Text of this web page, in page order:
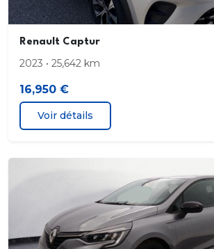
Lève-vitres électriques avec fonction
impulsionnelle
Pare-soleil avec miroir de courtoisie
Pré-équipement services connectés
Projecteurs anti-brouillard LED avec
éclairage en virage
Projecteurs antibrouillard
Renault Captur
2023 • 25,642 km
16,950 €
Voir détails